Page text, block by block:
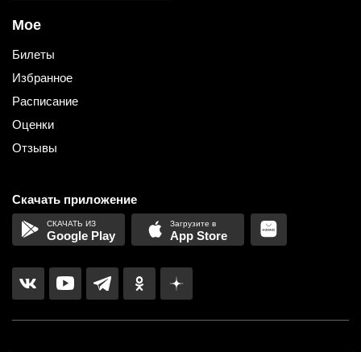
Мое
Билеты
Избранное
Расписание
Оценки
Отзывы
Скачать приложение
Google Play App Store